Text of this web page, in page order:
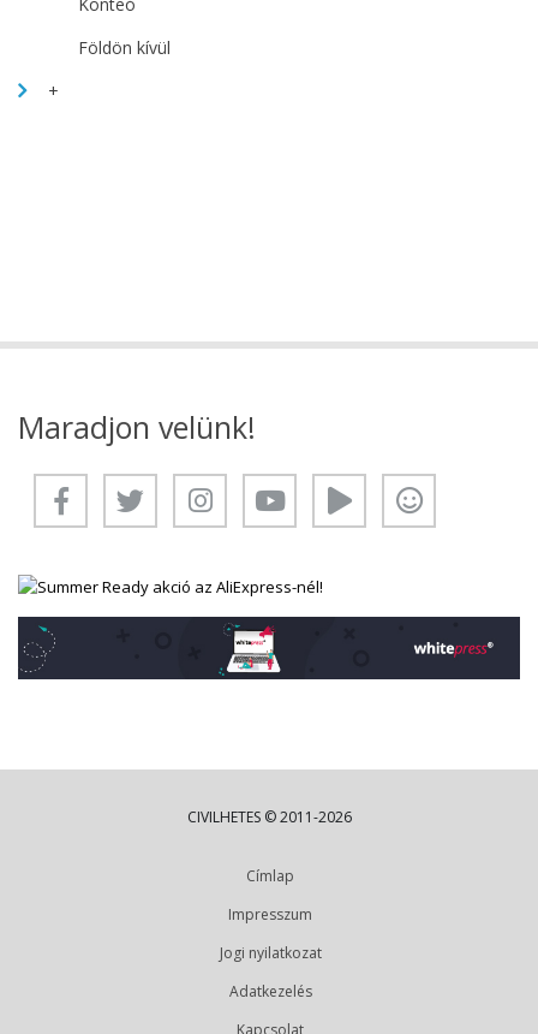
Földön kívül
+
Maradjon velünk!
CIVILHETES © 2011-2026
Címlap
Impresszum
Jogi nyilatkozat
Adatkezelés
Kapcsolat